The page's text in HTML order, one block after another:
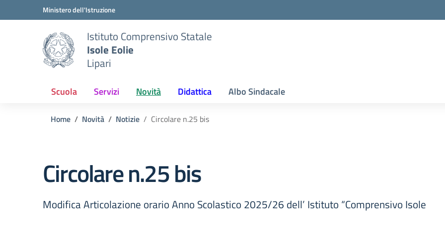
Vai ai contenuti
Vai al menu di navigazione
Ministero dell'Istruzione
Istituto Comprensivo Statale
Isole Eolie
Lipari
Scuola Servizi Novità Didattica Albo Sindacale
Home Novità Notizie Circolare n.25 bis
Circolare n.25 bis
Modifica Articolazione orario Anno Scolastico 2025/26 dell’ Istituto “Comprensivo Isole